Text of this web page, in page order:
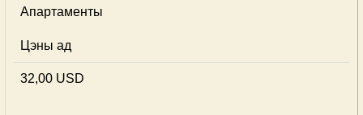
Апартаменты
Цэны ад
32,00 USD